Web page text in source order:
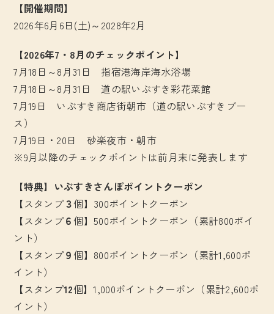
【開催期間】
2026年6月6日(土)～2028年2月
【2026年7・8月のチェックポイント】
7月18日～8月31日 指宿港海岸海水浴場
7月18日～8月31日 道の駅いぶすき彩花菜館
7月19日 いぶすき商店街朝市（道の駅いぶすきブー
ス）
7月19日・20日 砂楽夜市・朝市
※9月以降のチェックポイントは前月末に発表します
【特典】いぶすきさんぽポイントクーポン
【スタンプ３個】300ポイントクーポン
【スタンプ６個】500ポイントクーポン（累計800ポイ
ント）
【スタンプ９個】800ポイントクーポン（累計1,600ポ
イント）
【スタンプ12個】1,000ポイントクーポン（累計2,600ポ
イント）